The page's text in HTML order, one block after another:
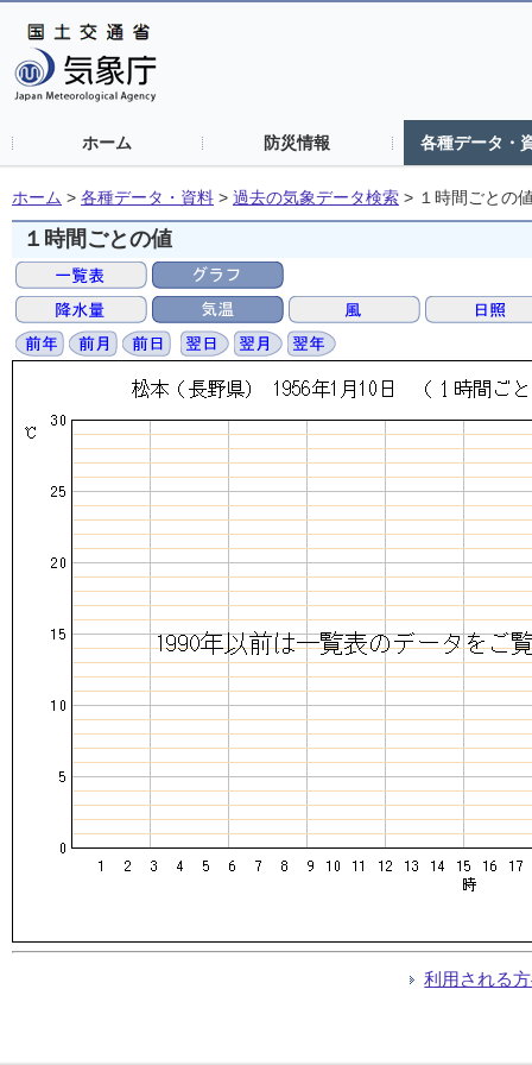
ホーム 防災情報 各種データ・
ホーム > 各種データ・資料 > 過去の気象データ検索 > １時間ごとの
１時間ごとの値
利用される